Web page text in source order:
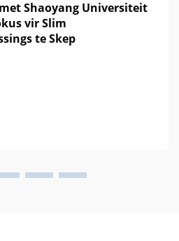
Shaoyang Universiteit
vir Slim
te Skep